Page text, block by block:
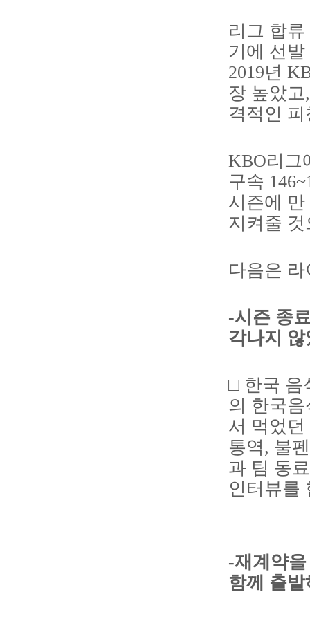
리그 합
기에 선
2019년
장 높았
격적인
KBO리그
구속
시즌에
지켜줄
다음은
-시즌 종
각나지
□ 한국 음
의 한국
서 먹었
통역, 불
과 팀 동
인터뷰를
-재계약
함께 출